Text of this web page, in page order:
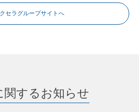
セラグループサイトへ
関するお知らせ